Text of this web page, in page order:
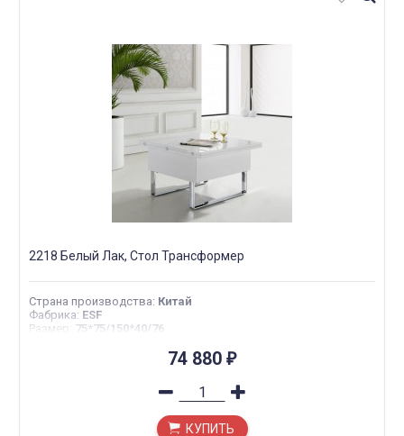
2218 Белый Лак, Стол Трансформер
Страна производства: Китай
Фабрика: ESF
Размер : 75*75/150*40/76
74 880 ₽
КУПИТЬ